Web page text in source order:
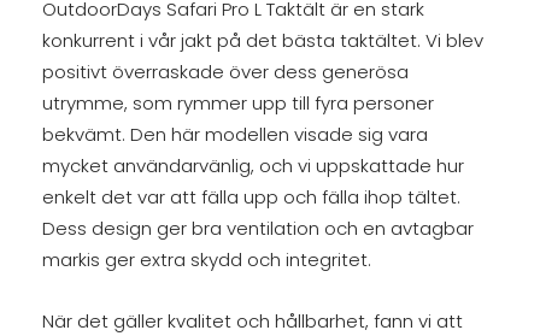
OutdoorDays Safari Pro L Taktält är en stark
konkurrent i vår jakt på det bästa taktältet. Vi blev
positivt överraskade över dess generösa
utrymme, som rymmer upp till fyra personer
bekvämt. Den här modellen visade sig vara
mycket användarvänlig, och vi uppskattade hur
enkelt det var att fälla upp och fälla ihop tältet.
Dess design ger bra ventilation och en avtagbar
markis ger extra skydd och integritet.
När det gäller kvalitet och hållbarhet, fann vi att